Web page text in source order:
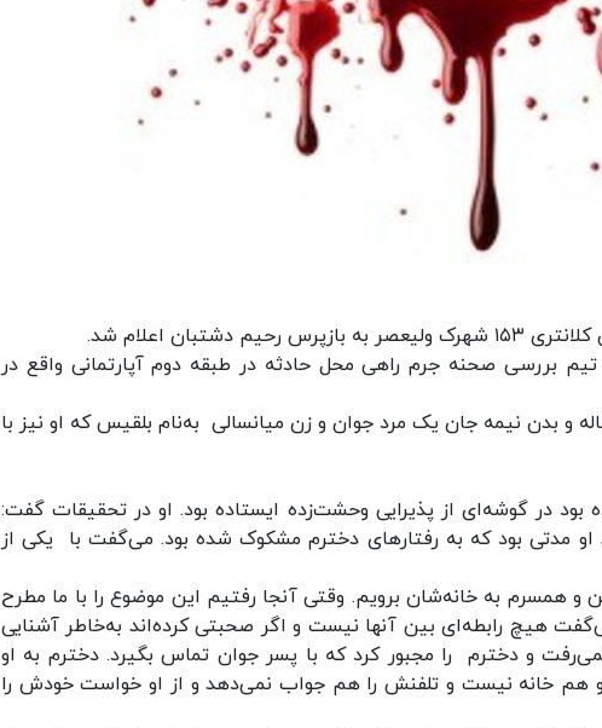
اعلام شد.
بررسی صحنه جرم راهی محل حادثه در طبقه دوم آپارتمانی واقع در
در محل، آنها در پذیرایی با جسد زنی ۲۷ ساله و بدن نیمه جان یک مرد جوان و زن میانسالی به‌نام بلقیس که او نیز با
بود در گوشه‌ای از پذیرایی وحشت‌زده ایستاده بود. او در تحقیقات گفت:
او مدتی بود که به رفتارهای دخترم مشکوک شده بود. می‌گفت با یکی از
به خانه‌شان برویم. وقتی آنجا رفتیم این موضوع را با ما مطرح
هیچ رابطه‌ای بین آنها نیست و اگر صحبتی کرده‌اند به‌خاطر آشنایی
و دخترم را مجبور کرد که با پسر جوان تماس بگیرد. دخترم به او
و خسرو هم خانه نیست و تلفنش را هم جواب نمی‌دهد و از او خواست خودش را